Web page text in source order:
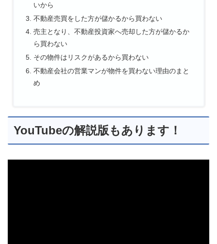
いから
不動産売買をした方が儲かるから買わない
売主となり、不動産投資家へ売却した方が儲かるか
ら買わない
その物件はリスクがあるから買わない
不動産会社の営業マンが物件を買わない理由のまと
め
YouTubeの解説版もあります！